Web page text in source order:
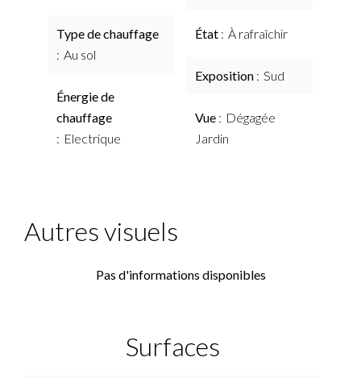
Type de chauffage
Au sol
Énergie de
chauffage
Electrique
État À rafraîchir
Exposition Sud
Vue
Dégagée
Jardin
Autres visuels
Pas d'informations disponibles
Surfaces